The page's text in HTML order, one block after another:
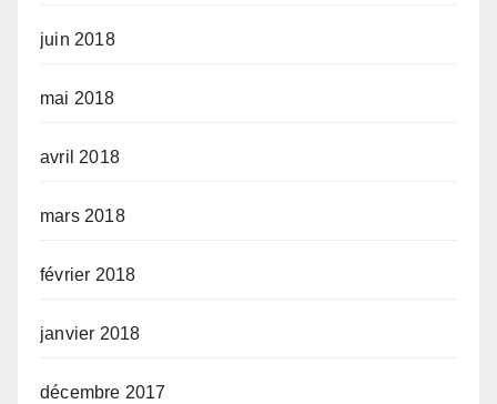
juin 2018
mai 2018
avril 2018
mars 2018
février 2018
janvier 2018
décembre 2017